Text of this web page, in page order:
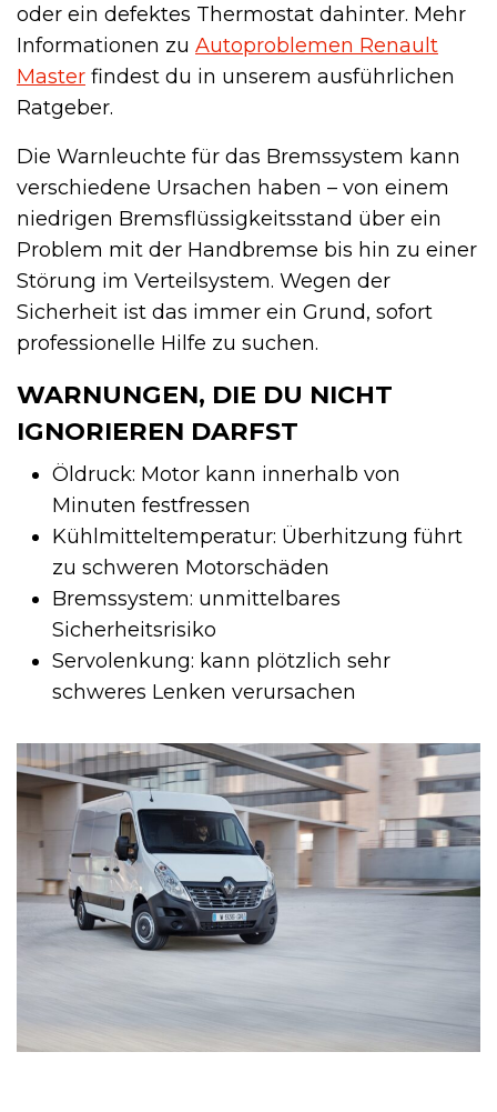
oder ein defektes Thermostat dahinter. Mehr
Informationen zu Autoproblemen Renault
Master findest du in unserem ausführlichen
Ratgeber.
Die Warnleuchte für das Bremssystem kann
verschiedene Ursachen haben – von einem
niedrigen Bremsflüssigkeitsstand über ein
Problem mit der Handbremse bis hin zu einer
Störung im Verteilsystem. Wegen der
Sicherheit ist das immer ein Grund, sofort
professionelle Hilfe zu suchen.
WARNUNGEN, DIE DU NICHT
IGNORIEREN DARFST
Öldruck: Motor kann innerhalb von
Minuten festfressen
Kühlmitteltemperatur: Überhitzung führt
zu schweren Motorschäden
Bremssystem: unmittelbares
Sicherheitsrisiko
Servolenkung: kann plötzlich sehr
schweres Lenken verursachen